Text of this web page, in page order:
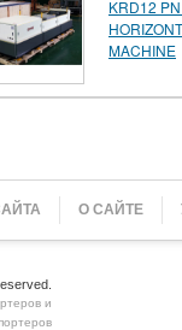
KRD12
MACHINE
О САЙТЕ
и